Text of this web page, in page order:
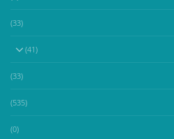
(33)
(41)
(33)
(535)
(0)